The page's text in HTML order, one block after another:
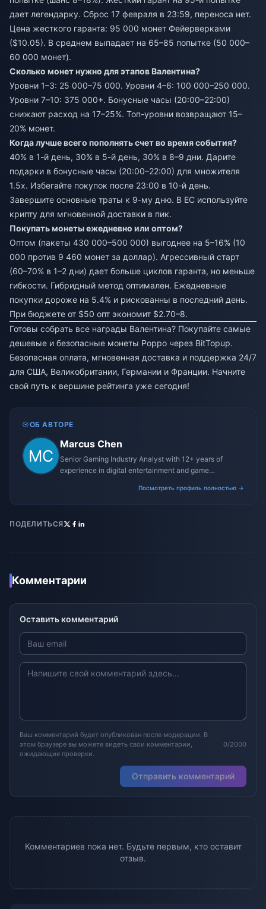
дает легендарку. Сброс 17 февраля в 23:59, переноса нет.
Цена жесткого гаранта: 95 000 монет Фейерверками
($10.05). В среднем выпадает на 65–85 попытке (50 000–
60 000 монет).
Сколько монет нужно для этапов Валентина?
Уровни 1–3: 25 000–75 000. Уровни 4–6: 100 000–250 000.
Уровни 7–10: 375 000+. Бонусные часы (20:00–22:00)
снижают расход на 17–25%. Топ-уровни возвращают 15–
20% монет.
Когда лучше всего пополнять счет во время события?
40% в 1-й день, 30% в 5-й день, 30% в 8–9 дни. Дарите
подарки в бонусные часы (20:00–22:00) для множителя
1.5x. Избегайте покупок после 23:00 в 10-й день.
Завершите основные траты к 9-му дню. В ЕС используйте
крипту для мгновенной доставки в пик.
Покупать монеты ежедневно или оптом?
Оптом (пакеты 430 000–500 000) выгоднее на 5–16% (10
000 против 9 460 монет за доллар). Агрессивный старт
(60–70% в 1–2 дни) дает больше циклов гаранта, но меньше
гибкости. Гибридный метод оптимален. Ежедневные
покупки дороже на 5.4% и рискованны в последний день.
При бюджете от $50 опт экономит $2.70–8.
Готовы собрать все награды Валентина? Покупайте самые
дешевые и безопасные монеты Poppo через BitTopup.
Безопасная оплата, мгновенная доставка и поддержка 24/7
для США, Великобритании, Германии и Франции. Начните
свой путь к вершине рейтинга уже сегодня!
ОБ АВТОРЕ
Marcus Chen
Senior Gaming Industry Analyst with 12+ years of
experience in digital entertainment and game
Посмотреть профиль полностью →
ПОДЕЛИТЬСЯ
Комментарии
Оставить комментарий
Ваш комментарий будет опубликован после модерации. В
этом браузере вы можете видеть свои комментарии,
ожидающие проверки.
0/2000
Отправить комментарий
Комментариев пока нет. Будьте первым, кто оставит
отзыв.